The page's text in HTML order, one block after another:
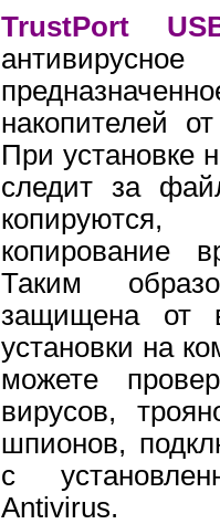
TrustPort
накопителей
При установке
следит за
копирование
Таким
защищена от
установки на
можете
вирусов,
шпионов,
с
Antivirus.